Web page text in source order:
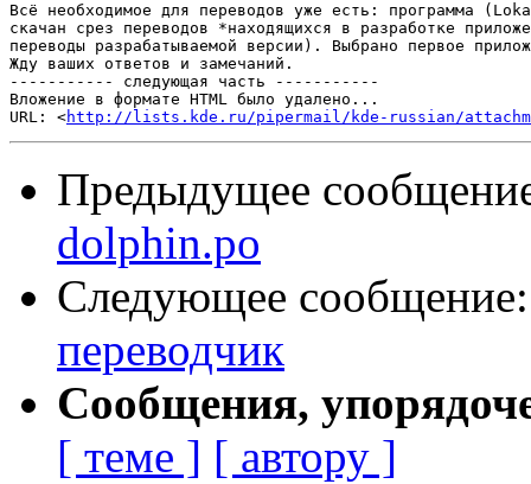
Всё необходимое для переводов уже есть: программа
скачан срез переводов *находящихся в разработке
переводы разрабатываемой версии). Выбрано первое
Жду ваших ответов и замечаний.
----------- следующая часть -----------
Вложение в формате HTML было удалено...
URL: <http://lists.kde.ru/pipermail/kde-russian/
Предыдущее
dolphin.po
Следующее
переводчик
Сообщения,
[ теме ] [ автору ]